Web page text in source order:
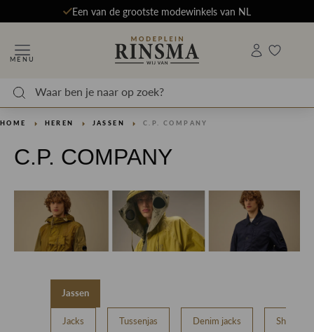
Een van de grootste modewinkels van NL
MENU
HOME HEREN JASSEN C.P. COMPANY
C.P. COMPANY
Jassen
Jacks Tussenjas Denim jacks Shell